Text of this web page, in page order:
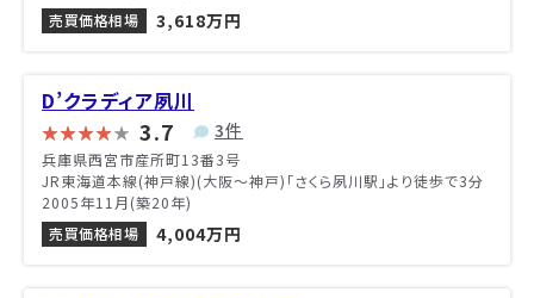
売買価格相場
3,618万円
D’クラディア夙川
3.7 3件
兵庫県西宮市産所町13番3号
JR東海道本線(神戸線)(大阪～神戸)「さくら夙川駅」より徒歩で3分
2005年11月(築20年)
売買価格相場
4,004万円